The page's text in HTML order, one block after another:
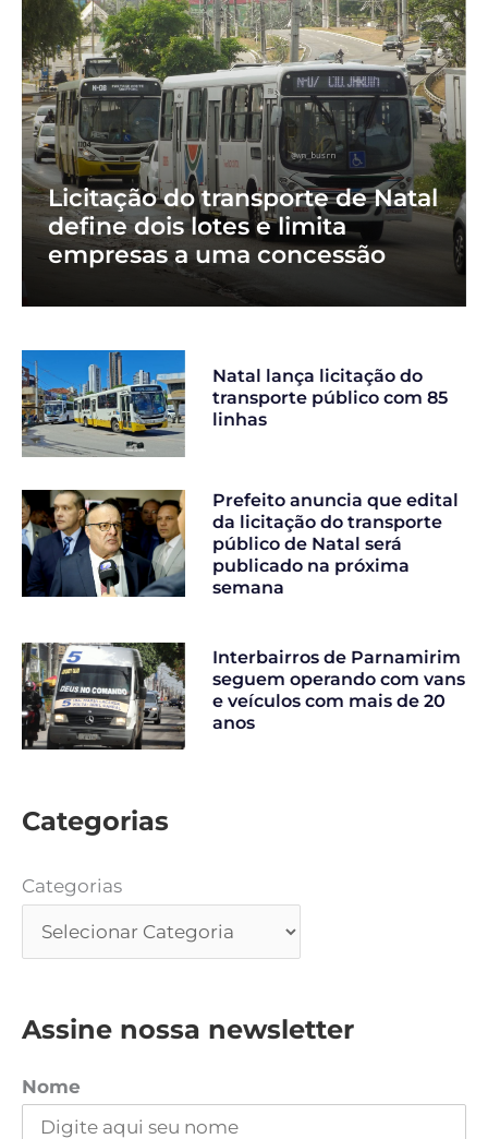
Licitação do transporte de Natal
define dois lotes e limita
empresas a uma concessão
Natal lança licitação do
transporte público com 85
linhas
Prefeito anuncia que edital
da licitação do transporte
público de Natal será
publicado na próxima
semana
Interbairros de Parnamirim
seguem operando com vans
e veículos com mais de 20
anos
Categorias
Categorias
Assine nossa newsletter
Nome